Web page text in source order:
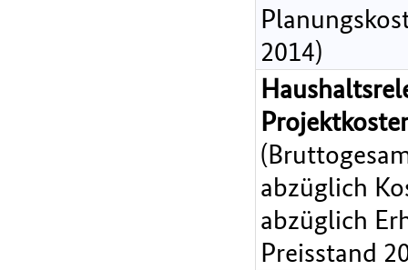
2014)
abzüglich
abzüglich
Preisstand